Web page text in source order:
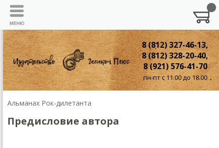
8 (812) 327-46-13,
8 (812) 328-20-40,
8 (921) 576-41-70
пн-пт с 11.00 до 18.00
Альманах Рок-дилетанта
Предисловие автора